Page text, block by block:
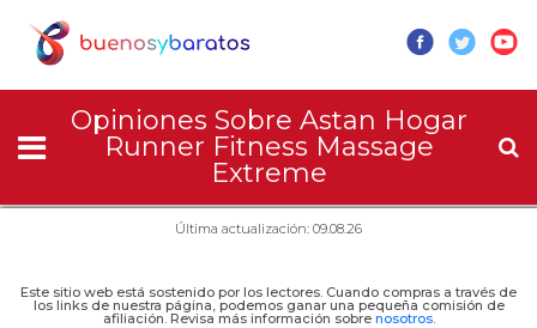
Opiniones Sobre Astan Hogar
Runner Fitness Massage
Extreme
Última actualización: 09.08.26
Este sitio web está sostenido por los lectores. Cuando compras a través de
los links de nuestra página, podemos ganar una pequeña comisión de
afiliación. Revisa más información sobre nosotros.